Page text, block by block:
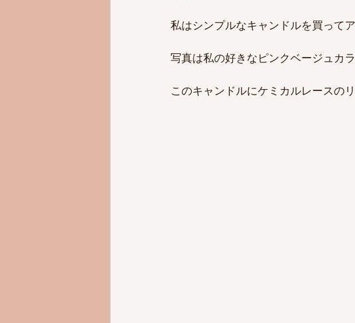
私はシンプルなキャンドルを買って
写真は私の好きなピンクベージュカ
このキャンドルにケミカルレースの